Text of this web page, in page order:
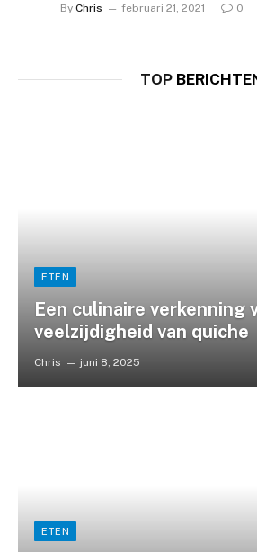
By Chris februari 21, 2021 0
TOP
ETEN
Een culinaire verkenning
veelzijdigheid van quiche
Chris juni 8, 2025
ETEN